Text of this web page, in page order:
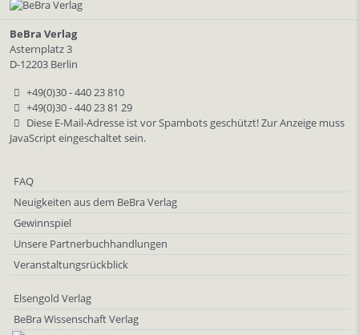
BeBra Verlag
Asternplatz 3
D-12203 Berlin
+49(0)30 - 440 23 810
+49(0)30 - 440 23 81 29
Diese E-Mail-Adresse ist vor Spambots geschützt! Zur Anzeige muss
JavaScript eingeschaltet sein.
FAQ
Neuigkeiten aus dem BeBra Verlag
Gewinnspiel
Unsere Partnerbuchhandlungen
Veranstaltungsrückblick
Elsengold Verlag
BeBra Wissenschaft Verlag